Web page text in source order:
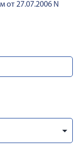
от 27.07.2006 N